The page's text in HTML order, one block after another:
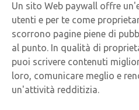
Un sito Web paywall offre
utenti e per te come
scorrono pagine piene di
al punto. In qualità di
puoi scrivere contenuti
loro, comunicare meglio e
un'attività redditizia.